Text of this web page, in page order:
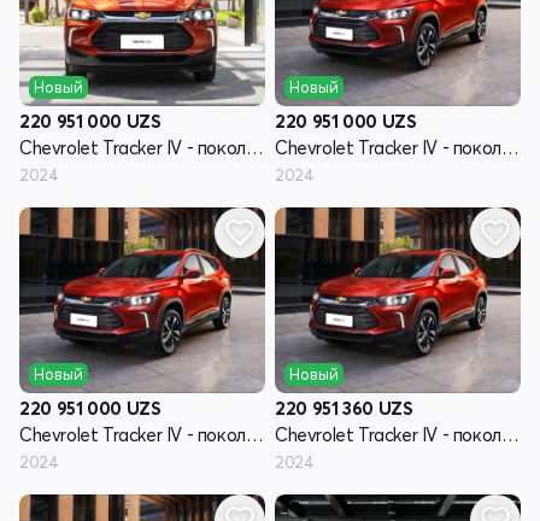
Новый
220 951 000 UZS
Chevrolet Tracker IV - поколение
2024
Новый
220 951 000 UZS
Chevrolet Tracker IV - поколение
2024
Новый
220 951 000 UZS
Chevrolet Tracker IV - поколение
2024
Новый
220 951 360 UZS
Chevrolet Tracker IV - поколение
2024